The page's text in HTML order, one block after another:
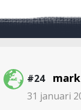
#24 mark
31 januari